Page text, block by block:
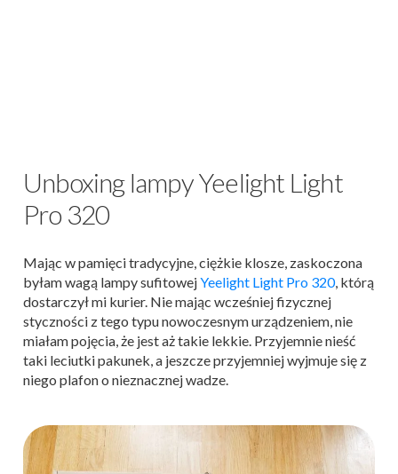
Unboxing lampy Yeelight Light
Pro 320
Mając w pamięci tradycyjne, ciężkie klosze, zaskoczona
byłam wagą lampy sufitowejYeelight Light Pro 320, którą
dostarczył mi kurier. Nie mając wcześniej fizycznej
styczności z tego typu nowoczesnym urządzeniem, nie
miałam pojęcia, że jest aż takie lekkie. Przyjemnie nieść
taki leciutki pakunek, a jeszcze przyjemniej wyjmuje się z
niego plafon o nieznacznej wadze.